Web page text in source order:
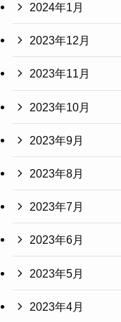
2024年1月
2023年12月
2023年11月
2023年10月
2023年9月
2023年8月
2023年7月
2023年6月
2023年5月
2023年4月